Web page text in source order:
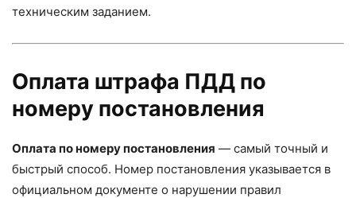
техническим заданием.
Оплата штрафа ПДД по
номеру постановления
Оплата по номеру постановления — самый точный и
быстрый способ. Номер постановления указывается в
официальном документе о нарушении правил